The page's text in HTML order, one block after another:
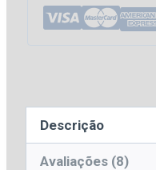
com
Valter
RJ
Plus
quantidade
Descrição
Avaliações (8)